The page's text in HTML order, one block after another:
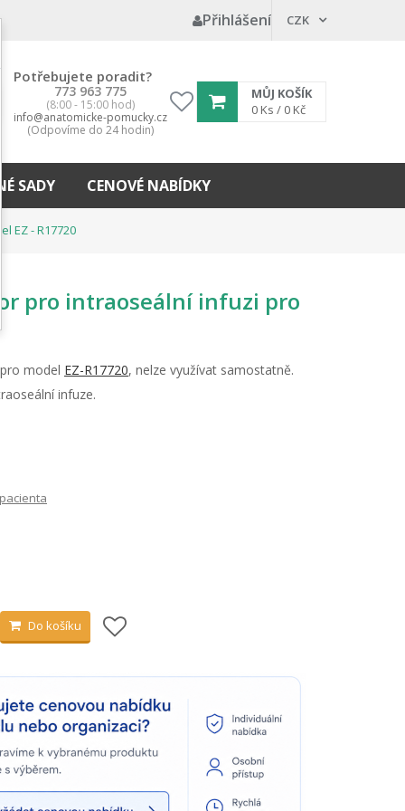
Přihlášení CZK
Potřebujete poradit?
773 963 775
(8:00 - 15:00 hod)
info@anatomicke-pomucky.cz
(Odpovíme do 24 hodin)
My
wishlist
MŮJ KOŠÍK
0 Ks / 0 Kč
SADY CENOVÉ NABÍDKY
EZ - R17720
pro intraoseální infuzi pro
model EZ-R17720, nelze využívat samostatně.
infuze.
Do košíku